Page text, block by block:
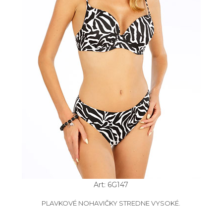
Art: 6G147
PLAVKOVÉ NOHAVIČKY STREDNE VYSOKÉ.